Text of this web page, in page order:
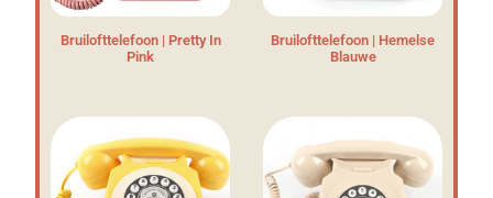
Bruilofttelefoon | Pretty In
Pink
Bruilofttelefoon | Hemelse
Blauwe